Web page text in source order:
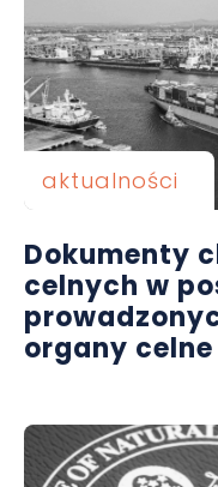
aktualności
Dokumenty
celnych w
organy celne